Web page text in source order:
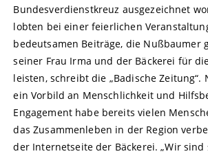
Bundesverdienstkreuz ausgezeichnet
lobten bei einer feierlichen
bedeutsamen Beiträge, die Nußbaumer
seiner Frau Irma und der Bäckerei für
leisten, schreibt die „Badische Zeitung“.
ein Vorbild an Menschlichkeit und
Engagement habe bereits vielen
das Zusammenleben in der Region
der Internetseite der Bäckerei. „Wir sind